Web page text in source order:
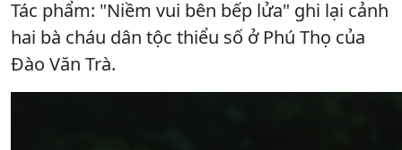
Tác phẩm: "Niềm vui bên bếp lửa" ghi lại cảnh
hai bà cháu dân tộc thiểu số ở Phú Thọ của
Đào Văn Trà.